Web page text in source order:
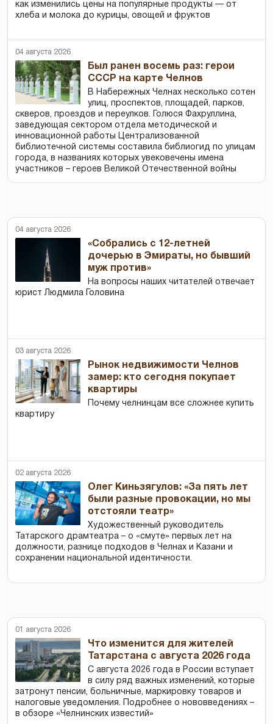
как изменились цены на популярные продукты — от
хлеба и молока до курицы, овощей и фруктов
04 августа 2026
Был ранен восемь раз: герои
СССР на карте Челнов
В Набережных Челнах несколько сотен
улиц, проспектов, площадей, парков,
скверов, проездов и переулков. Голюся Фахруллина,
заведующая сектором отдела методической и
инновационной работы Централизованной
библиотечной системы составила библиогид по улицам
города, в названиях которых увековечены имена
участников – героев Великой Отечественной войны
04 августа 2026
«Собрались с 12-летней
дочерью в Эмираты, но бывший
муж против»
На вопросы наших читателей отвечает
юрист Людмила Головина
03 августа 2026
Рынок недвижимости Челнов
замер: кто сегодня покупает
квартиры
Почему челнинцам все сложнее купить
квартиру
02 августа 2026
Олег Киньзягулов: «За пять лет
были разные провокации, но мы
отстояли театр»
Художественный руководитель
Татарского драмтеатра – о «смуте» первых лет на
должности, разнице подходов в Челнах и Казани и
сохранении национальной идентичности.
01 августа 2026
Что изменится для жителей
Татарстана с августа 2026 года
С августа 2026 года в России вступает
в силу ряд важных изменений, которые
затронут пенсии, больничные, маркировку товаров и
налоговые уведомления. Подробнее о нововведениях –
в обзоре «Челнинских известий»